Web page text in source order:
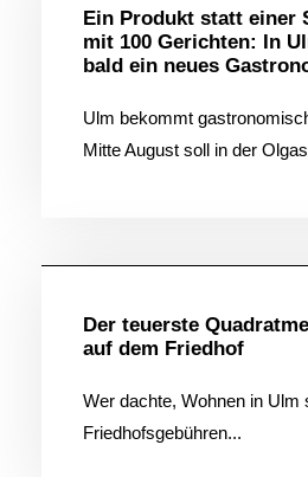
Ein Produkt statt einer
mit 100 Gerichten: In
bald ein neues
Ulm bekommt
Mitte August soll in der
Der teuerste
auf dem Friedhof
Wer dachte, Wohnen in Ulm
Friedhofsgebühren...